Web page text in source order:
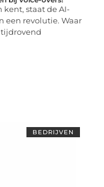
kent, staat de AI-
een revolutie. Waar
BEDRIJVEN